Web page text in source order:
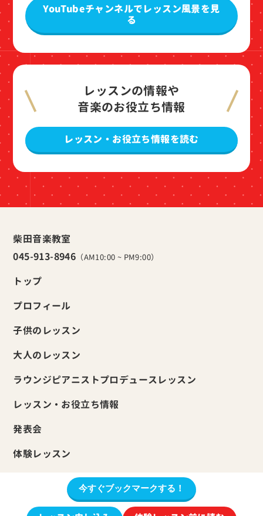
YouTubeチャンネルでレッスン風景を見
る
レッスンの情報や
音楽のお役立ち情報
レッスン・お役立ち情報を読む
柴田音楽教室
045-913-8946 （AM10:00 ~ PM9:00）
トップ
プロフィール
子供のレッスン
大人のレッスン
ラウンジピアニストプロデュースレッスン
レッスン・お役立ち情報
発表会
体験レッスン
© 柴田音楽教室
今すぐブックマークする！